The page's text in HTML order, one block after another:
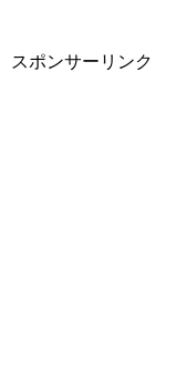
スポンサーリンク